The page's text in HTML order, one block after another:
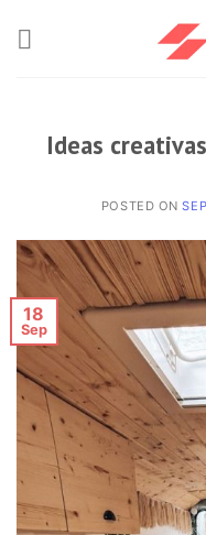
Ideas
POSTED ON
18
Sep